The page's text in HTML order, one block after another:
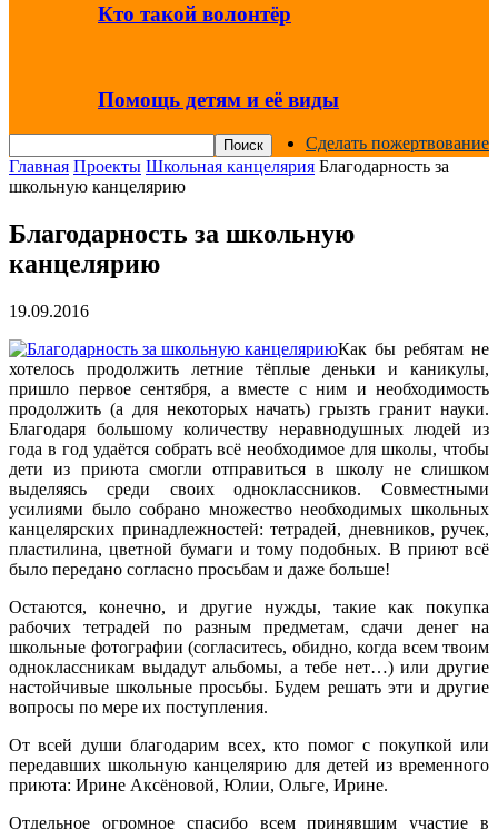
Кто такой волонтёр
Помощь детям и её виды
Сделать пожертвование
Главная Проекты Школьная канцелярия Благодарность за
школьную канцелярию
Благодарность за школьную
канцелярию
19.09.2016
Как бы ребятам не
хотелось продолжить летние тёплые деньки и каникулы,
пришло первое сентября, а вместе с ним и необходимость
продолжить (а для некоторых начать) грызть гранит науки.
Благодаря большому количеству неравнодушных людей из
года в год удаётся собрать всё необходимое для школы, чтобы
дети из приюта смогли отправиться в школу не слишком
выделяясь среди своих одноклассников. Совместными
усилиями было собрано множество необходимых школьных
канцелярских принадлежностей: тетрадей, дневников, ручек,
пластилина, цветной бумаги и тому подобных. В приют всё
было передано согласно просьбам и даже больше!
Остаются, конечно, и другие нужды, такие как покупка
рабочих тетрадей по разным предметам, сдачи денег на
школьные фотографии (согласитесь, обидно, когда всем твоим
одноклассникам выдадут альбомы, а тебе нет…) или другие
настойчивые школьные просьбы. Будем решать эти и другие
вопросы по мере их поступления.
От всей души благодарим всех, кто помог с покупкой или
передавших школьную канцелярию для детей из временного
приюта: Ирине Аксёновой, Юлии, Ольге, Ирине.
Отдельное огромное спасибо всем принявшим участие в